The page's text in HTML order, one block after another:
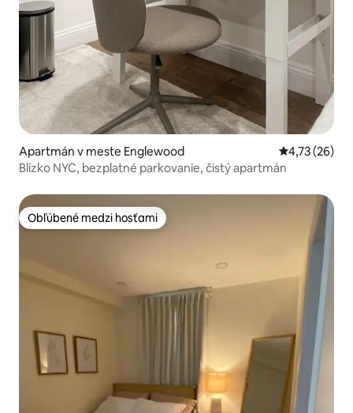
Apartmán v meste Englewood Priemerné
4,73 (26)
Blízko NYC, bezplatné parkovanie, čistý apartmán
Obľúbené medzi hosťami
Obľúbené medzi hosťami